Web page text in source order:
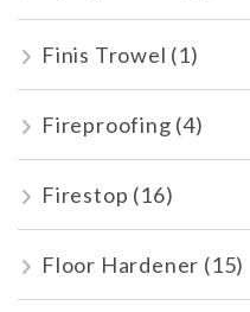
Finis Trowel (1)
Fireproofing (4)
Firestop (16)
Floor Hardener (15)